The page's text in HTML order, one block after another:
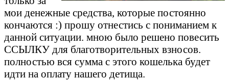
мои денежные средства, которые постоянно
кончаются :) прошу отнестись с пониманием к
данной ситуации. мною было решено повесить
ССЫЛКУ для благотворительных взносов.
полностью вся сумма с этого кошелька будет
идти на оплату нашего детища.